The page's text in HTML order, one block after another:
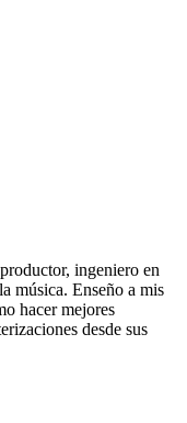
ingeniero en
música. Enseño a mis
hacer mejores
desde sus